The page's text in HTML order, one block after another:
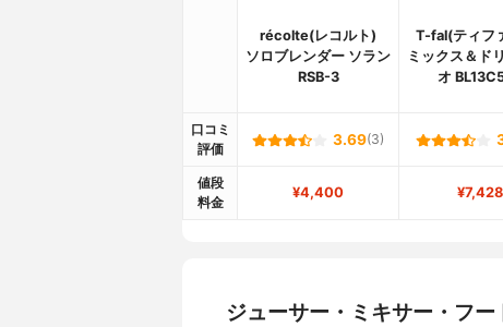
récolte(レコルト)
ソロブレンダー ソラン
RSB-3
T-fal(ティフ
ミックス＆ド
オ
口コミ
評価
3.69(3)
値段
料金
¥4,400 ¥7,428
ジューサー・ミキサー・フ